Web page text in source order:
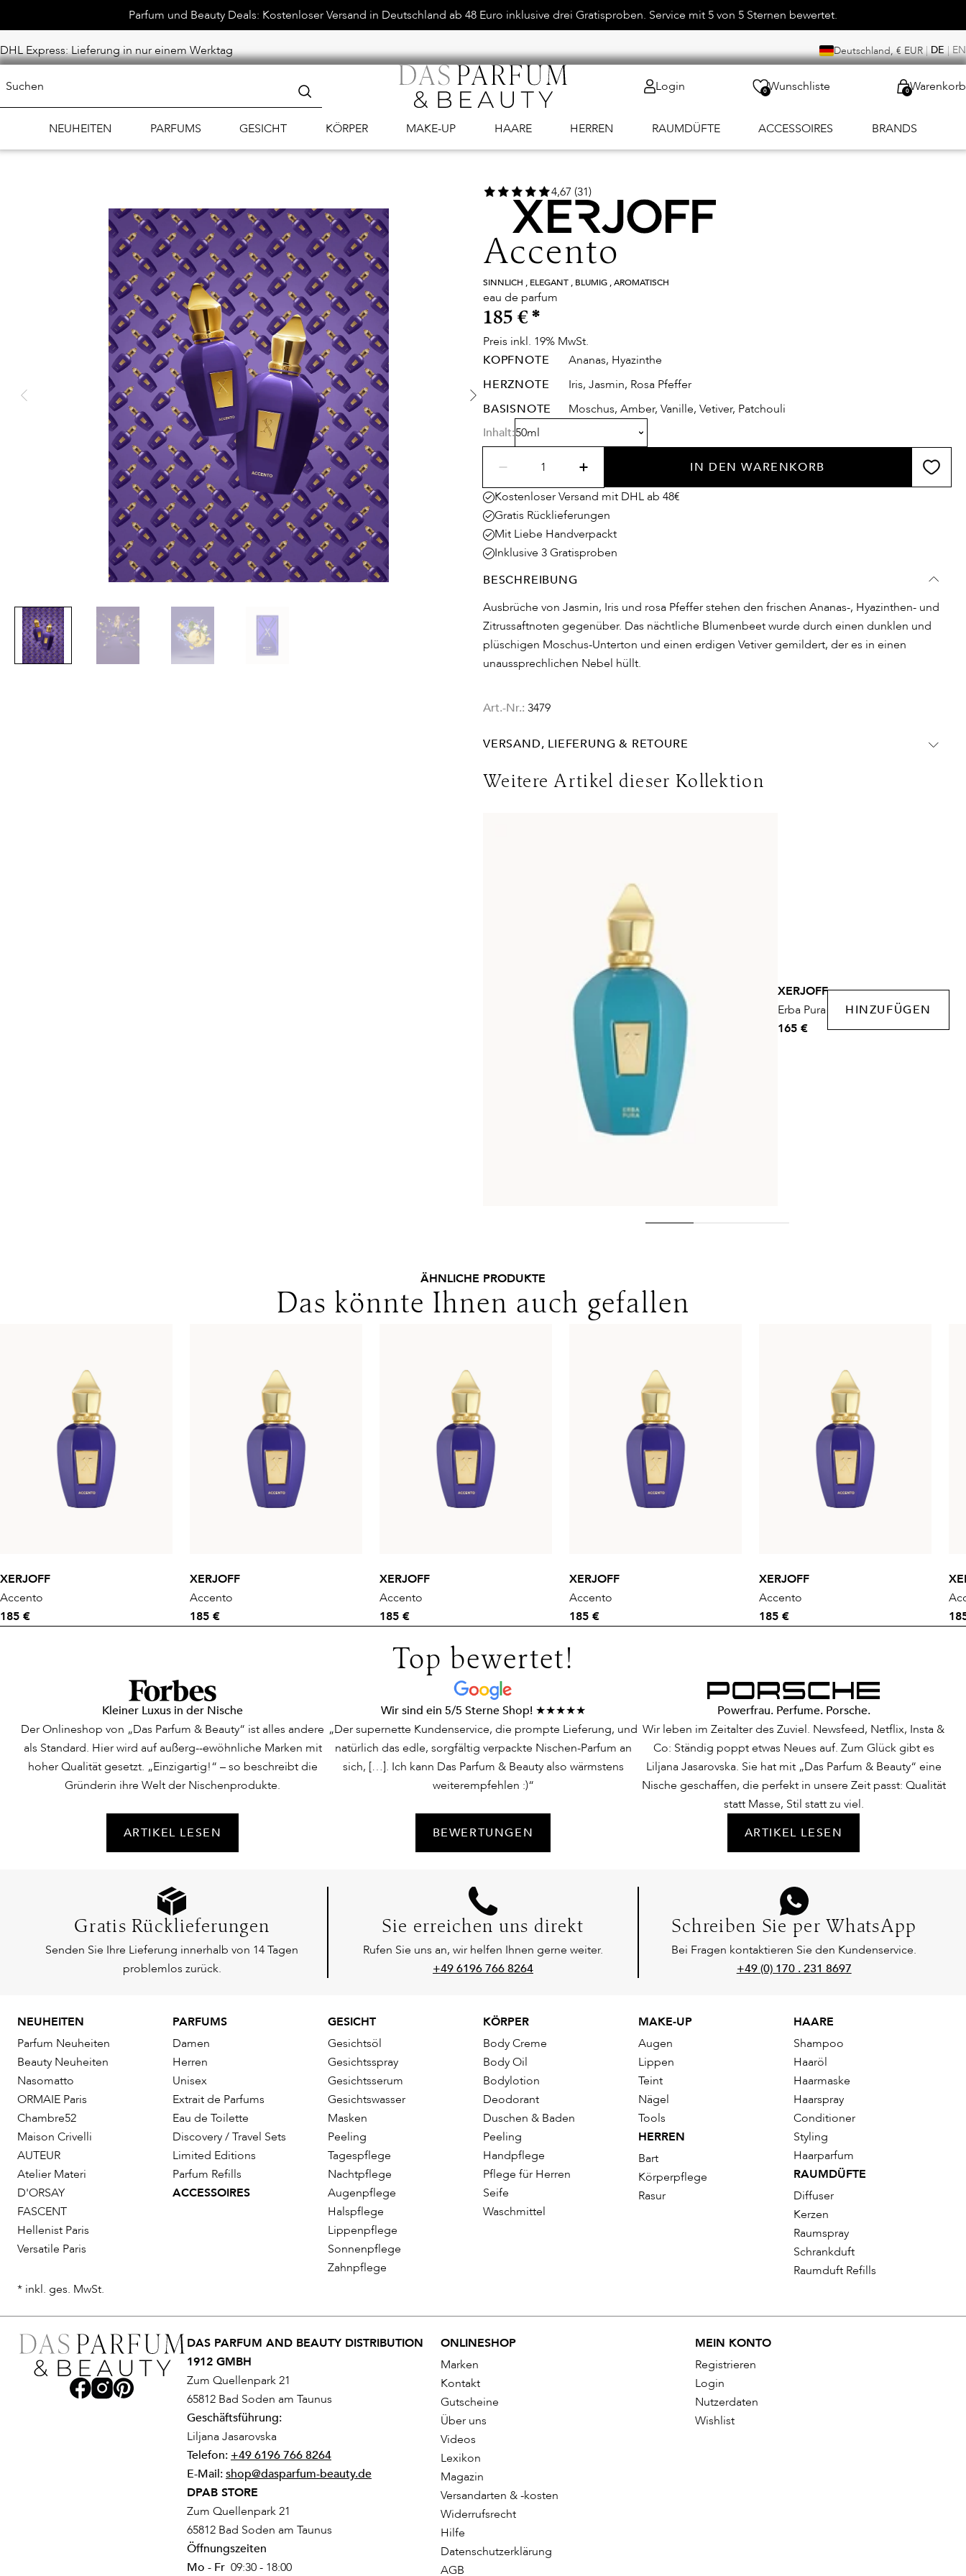
Parfum und Beauty Deals: Kostenloser Versand in Deutschland ab 48 Euro inklusive drei Gratisproben. Service mit 5 von 5 Sternen bewertet.
DHL Express: Lieferung in nur einem Werktag Deutschland, € EUR | DE | EN
Login 0Wunschliste 0Warenkorb
NEUHEITEN PARFUMS GESICHT KÖRPER MAKE-UP HAARE HERREN RAUMDÜFTE ACCESSOIRES BRANDS
4,67 (31)
Accento
SINNLICH , ELEGANT , BLUMIG , AROMATISCH
eau de parfum
185 € *
Preis inkl. 19% MwSt.
KOPFNOTE
Ananas, Hyazinthe
HERZNOTE
Iris, Jasmin, Rosa Pfeffer
BASISNOTE
Moschus, Amber, Vanille, Vetiver, Patchouli
Inhalt:50ml
IN DEN WARENKORB
Kostenloser Versand mit DHL ab 48€
Gratis Rücklieferungen
Mit Liebe Handverpackt
Inklusive 3 Gratisproben
BESCHREIBUNG
Ausbrüche von Jasmin, Iris und rosa Pfeffer stehen den frischen Ananas-, Hyazinthen- und
Zitrussaftnoten gegenüber. Das nächtliche Blumenbeet wurde durch einen dunklen und
plüschigen Moschus-Unterton und einen erdigen Vetiver gemildert, der es in einen
unaussprechlichen Nebel hüllt.
Art.-Nr.: 3479
VERSAND, LIEFERUNG & RETOURE
Lieferinformationen für Deutschland:
DHL
DHL Express
Bedingungen. Für den Versand ins Ausland gelten andere Versandkosten.
Weitere Artikel dieser Kollektion
XERJOFF
Erba Pura
165 €
HINZUFÜGEN
ÄHNLICHE PRODUKTE
Das könnte Ihnen auch gefallen
XERJOFF
Accento
185 €
XERJOFF
Accento
185 €
XERJOFF
Accento
185 €
XERJOFF
Accento
185 €
XERJOFF
Accento
185 €
Top bewertet!
Kleiner Luxus in der Nische
Der Onlineshop von „Das Parfum & Beauty“ ist alles andere
als Standard. Hier wird auf außerg--ewöhnliche Marken mit
hoher Qualität gesetzt. „Einzigartig!“ – so beschreibt die
Gründerin ihre Welt der Nischenprodukte.
ARTIKEL LESEN
Wir sind ein 5/5 Sterne Shop! ★★★★★
„Der supernette Kundenservice, die prompte Lieferung, und
natürlich das edle, sorgfältig verpackte Nischen-Parfum an
sich, […]. Ich kann Das Parfum & Beauty also wärmstens
weiterempfehlen :)“
BEWERTUNGEN
Powerfrau. Perfume. Porsche.
Wir leben im Zeitalter des Zuviel. Newsfeed, Netflix, Insta &
Co: Ständig poppt etwas Neues auf. Zum Glück gibt es
Liljana Jasarovska. Sie hat mit „Das Parfum & Beauty“ eine
Nische geschaffen, die perfekt in unsere Zeit passt: Qualität
statt Masse, Stil statt zu viel.
ARTIKEL LESEN
Gratis Rücklieferungen
Senden Sie Ihre Lieferung innerhalb von 14 Tagen
problemlos zurück.
Sie erreichen uns direkt
Rufen Sie uns an, wir helfen Ihnen gerne weiter.
+49 6196 766 8264
Schreiben Sie per WhatsApp
Bei Fragen kontaktieren Sie den Kundenservice.
+49 (0) 170 . 231 8697
NEUHEITEN
Parfum Neuheiten
Beauty Neuheiten
Nasomatto
ORMAIE Paris
Chambre52
Maison Crivelli
AUTEUR
Atelier Materi
D'ORSAY
FASCENT
Hellenist Paris
Versatile Paris
PARFUMS
Damen
Herren
Unisex
Extrait de Parfums
Eau de Toilette
Discovery / Travel Sets
Limited Editions
Parfum Refills
ACCESSOIRES
GESICHT
Gesichtsöl
Gesichtsspray
Gesichtsserum
Gesichtswasser
Masken
Peeling
Tagespflege
Nachtpflege
Augenpflege
Halspflege
Lippenpflege
Sonnenpflege
Zahnpflege
KÖRPER
Body Creme
Body Oil
Bodylotion
Deodorant
Duschen & Baden
Peeling
Handpflege
Pflege für Herren
Seife
Waschmittel
MAKE-UP
Augen
Lippen
Teint
Nägel
Tools
HERREN
Bart
Körperpflege
Rasur
HAARE
Shampoo
Haaröl
Haarmaske
Haarspray
Conditioner
Styling
Haarparfum
RAUMDÜFTE
Diffuser
Kerzen
Raumspray
Schrankduft
Raumduft Refills
* inkl. ges. MwSt.
DAS PARFUM AND BEAUTY DISTRIBUTION
1912 GMBH
Zum Quellenpark 21
65812 Bad Soden am Taunus
Geschäftsführung:
Liljana Jasarovska
Telefon: +49 6196 766 8264
E-Mail:shop@dasparfum-beauty.de
DPAB STORE
Zum Quellenpark 21
65812 Bad Soden am Taunus
Öffnungszeiten
Mo - Fr 09:30 - 18:00
ONLINESHOP
Marken
Kontakt
Gutscheine
Über uns
Videos
Lexikon
Magazin
Versandarten & -kosten
Widerrufsrecht
Hilfe
Datenschutzerklärung
AGB
MEIN KONTO
Registrieren
Login
Nutzerdaten
Wishlist